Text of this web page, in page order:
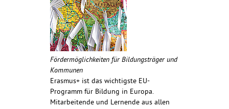
Fördermöglichkeiten für Bildungsträger und
Kommunen
Erasmus+ ist das wichtigste EU-
Programm für Bildung in Europa.
Mitarbeitende und Lernende aus allen